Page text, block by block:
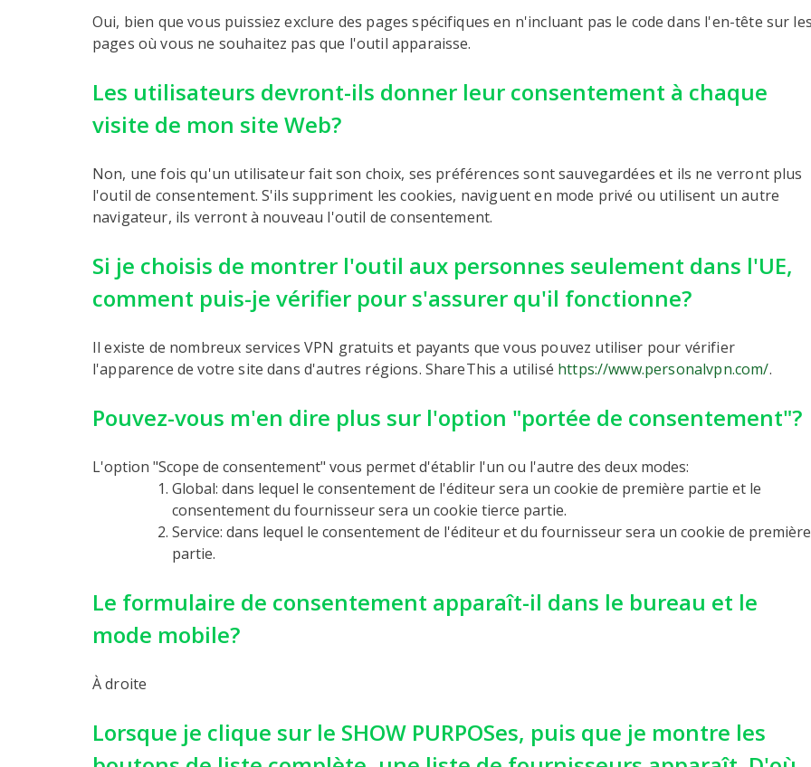
Oui, bien que vous puissiez exclure des pages spécifiques en n'incluant pas le code dans l'en-tête sur
pages où vous ne souhaitez pas que l'outil apparaisse.
Les utilisateurs devront-ils donner leur consentement à chaque
visite de mon site Web?
Non, une fois qu'un utilisateur fait son choix, ses préférences sont sauvegardées et ils ne verront plus
l'outil de consentement. S'ils suppriment les cookies, naviguent en mode privé ou utilisent un autre
navigateur, ils verront à nouveau l'outil de consentement.
Si je choisis de montrer l'outil aux personnes seulement dans l'UE,
comment puis-je vérifier pour s'assurer qu'il fonctionne?
Il existe de nombreux services VPN gratuits et payants que vous pouvez utiliser pour vérifier
l'apparence de votre site dans d'autres régions. ShareThis a utilisé https://www.personalvpn.com/.
Pouvez-vous m'en dire plus sur l'option "portée de consentement"?
L'option "Scope de consentement" vous permet d'établir l'un ou l'autre des deux modes:
Global: dans lequel le consentement de l'éditeur sera un cookie de première partie et le
consentement du fournisseur sera un cookie tierce partie.
Service: dans lequel le consentement de l'éditeur et du fournisseur sera un cookie de première
partie.
Le formulaire de consentement apparaît-il dans le bureau et le
mode mobile?
À droite
Lorsque je clique sur le SHOW PURPOSes, puis que je montre les